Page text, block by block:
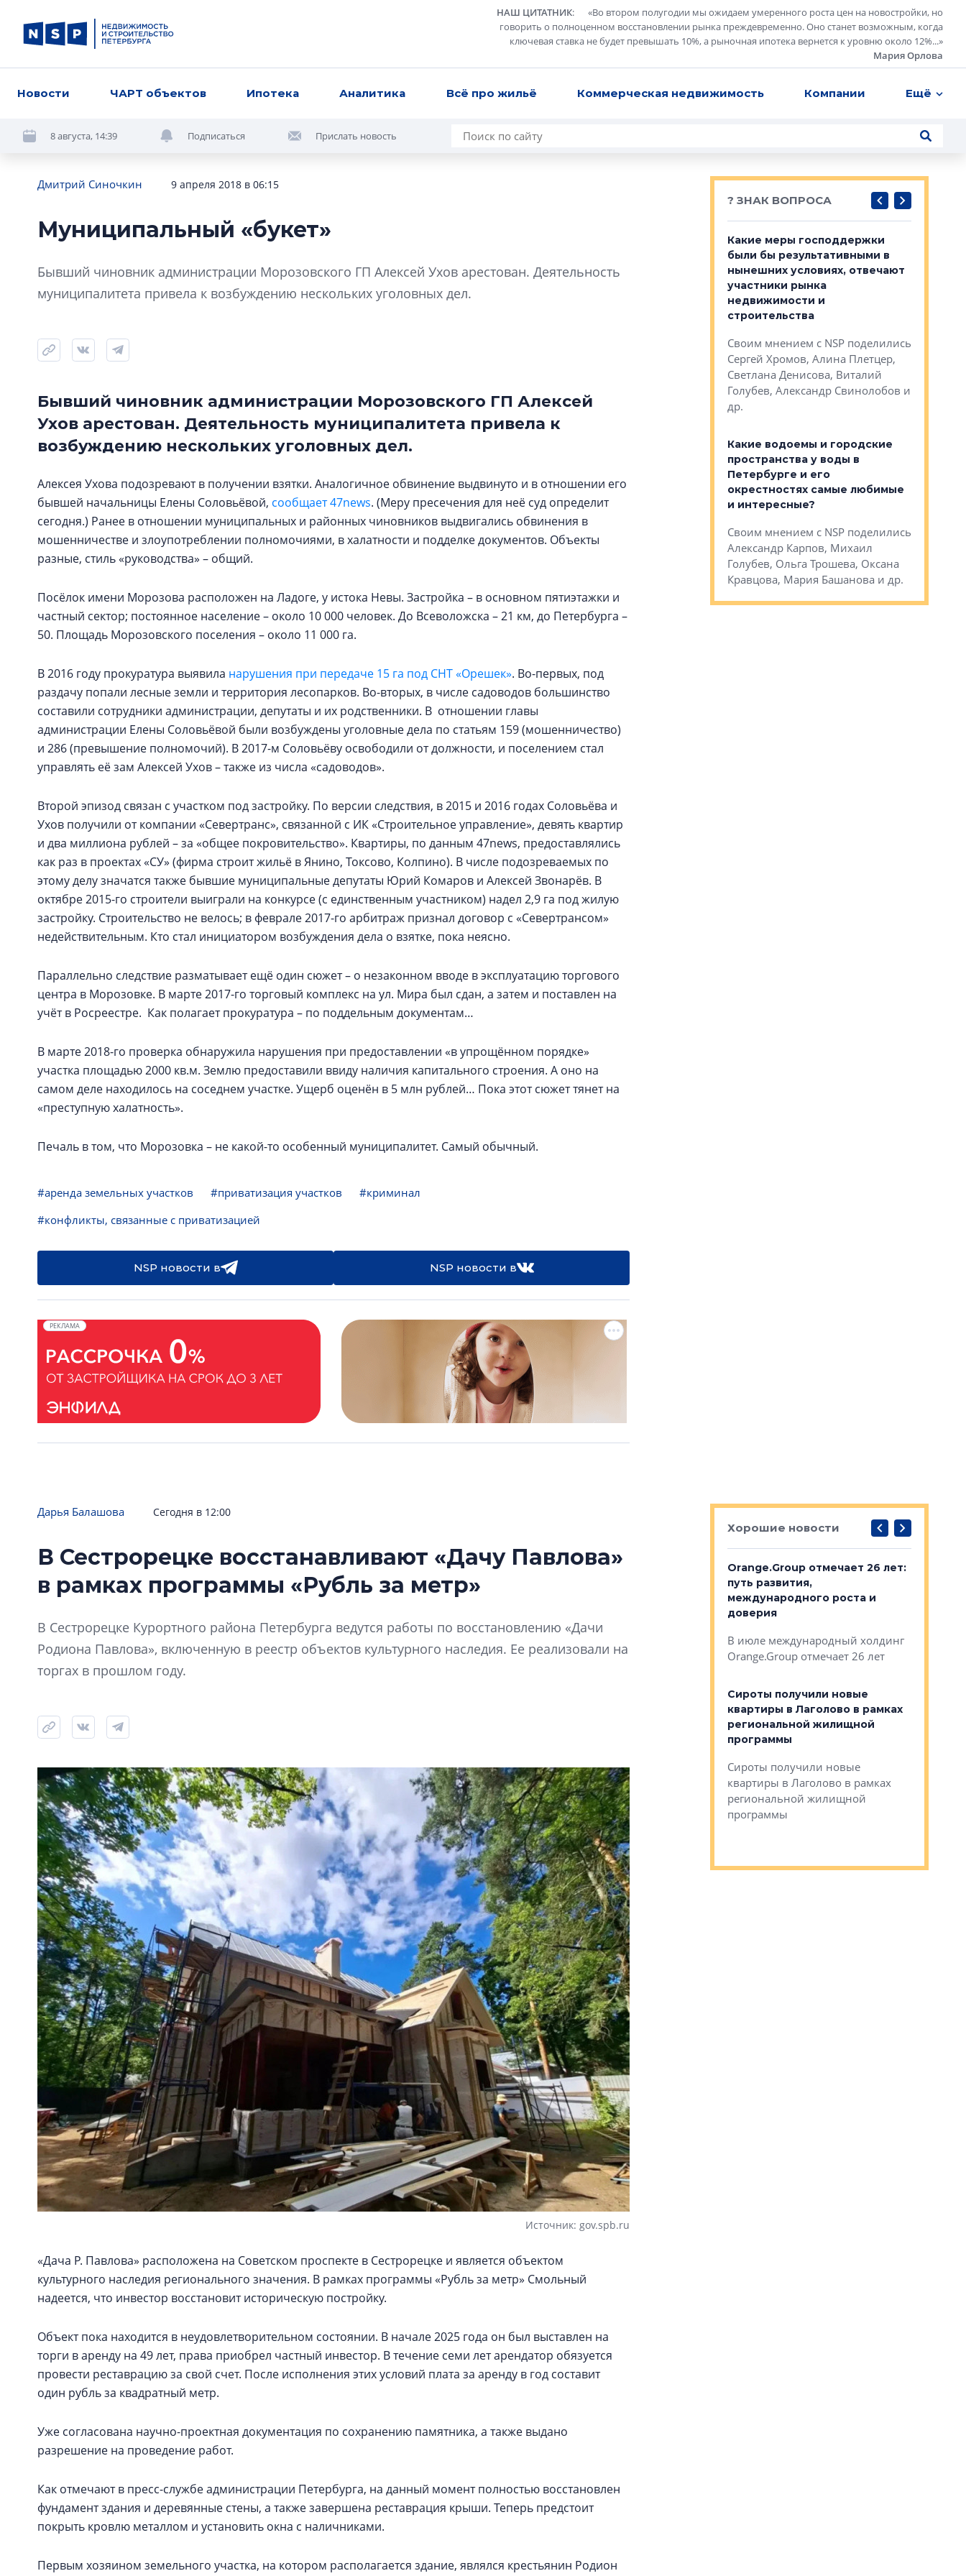
НАШ ЦИТАТНИК: «Во втором полугодии мы ожидаем умеренного роста цен на новостройки, но
говорить о полноценном восстановлении рынка преждевременно. Оно станет возможным, когда
ключевая ставка не будет превышать 10%, а рыночная ипотека вернется к уровню около 12%...»
Мария Орлова
Новости ЧАРТ объектов Ипотека Аналитика Всё про жильё Коммерческая недвижимость Компании Ещё
8 августа, 14:39 Подписаться Прислать новость
Дмитрий Синочкин 9 апреля 2018 в 06:15
Муниципальный «букет»
Бывший чиновник администрации Морозовского ГП Алексей Ухов арестован. Деятельность
муниципалитета привела к возбуждению нескольких уголовных дел.
Бывший чиновник администрации Морозовского ГП Алексей
Ухов арестован. Деятельность муниципалитета привела к
возбуждению нескольких уголовных дел.
Алексея Ухова подозревают в получении взятки. Аналогичное обвинение выдвинуто и в отношении его
бывшей начальницы Елены Соловьёвой, сообщает 47news. (Меру пресечения для неё суд определит
сегодня.) Ранее в отношении муниципальных и районных чиновников выдвигались обвинения в
мошенничестве и злоупотреблении полномочиями, в халатности и подделке документов. Объекты
разные, стиль «руководства» – общий.
Посёлок имени Морозова расположен на Ладоге, у истока Невы. Застройка – в основном пятиэтажки и
частный сектор; постоянное население – около 10 000 человек. До Всеволожска – 21 км, до Петербурга –
50. Площадь Морозовского поселения – около 11 000 га.
В 2016 году прокуратура выявила нарушения при передаче 15 га под СНТ «Орешек». Во-первых, под
раздачу попали лесные земли и территория лесопарков. Во-вторых, в числе садоводов большинство
составили сотрудники администрации, депутаты и их родственники. В отношении главы
администрации Елены Соловьёвой были возбуждены уголовные дела по статьям 159 (мошенничество)
и 286 (превышение полномочий). В 2017-м Соловьёву освободили от должности, и поселением стал
управлять её зам Алексей Ухов – также из числа «садоводов».
Второй эпизод связан с участком под застройку. По версии следствия, в 2015 и 2016 годах Соловьёва и
Ухов получили от компании «Севертранс», связанной с ИК «Строительное управление», девять квартир
и два миллиона рублей – за «общее покровительство». Квартиры, по данным 47news, предоставлялись
как раз в проектах «СУ» (фирма строит жильё в Янино, Токсово, Колпино). В числе подозреваемых по
этому делу значатся также бывшие муниципальные депутаты Юрий Комаров и Алексей Звонарёв. В
октябре 2015-го строители выиграли на конкурсе (с единственным участником) надел 2,9 га под жилую
застройку. Строительство не велось; в феврале 2017-го арбитраж признал договор с «Севертрансом»
недействительным. Кто стал инициатором возбуждения дела о взятке, пока неясно.
Параллельно следствие разматывает ещё один сюжет – о незаконном вводе в эксплуатацию торгового
центра в Морозовке. В марте 2017-го торговый комплекс на ул. Мира был сдан, а затем и поставлен на
учёт в Росреестре. Как полагает прокуратура – по поддельным документам…
В марте 2018-го проверка обнаружила нарушения при предоставлении «в упрощённом порядке»
участка площадью 2000 кв.м. Землю предоставили ввиду наличия капитального строения. А оно на
самом деле находилось на соседнем участке. Ущерб оценён в 5 млн рублей… Пока этот сюжет тянет на
«преступную халатность».
Печаль в том, что Морозовка – не какой-то особенный муниципалитет. Самый обычный.
#аренда земельных участков #приватизация участков
#криминал
#конфликты, связанные с приватизацией
NSP новости в NSP новости в
РЕКЛАМА
? ЗНАК ВОПРОСА
рынка?
Константин Сторожев и другие
Какие наиболее востребованы
Своим мнением с NSP поделились
Валентина Калинина, Анжелика
Альшаева, Александр
Какие меры господдержки
были бы результативными в
нынешних условиях, отвечают
участники рынка
недвижимости и
строительства
Своим мнением с NSP поделились
Сергей Хромов, Алина Плетцер,
Светлана Денисова, Виталий
Голубев, Александр Свинолобов и
др.
Какие водоемы и городские
пространства у воды в
Петербурге и его
окрестностях самые любимые
и интересные?
Своим мнением с NSP поделились
Александр Карпов, Михаил
Голубев, Ольга Трошева, Оксана
Кравцова, Мария Башанова и др.
Дарья Балашова Сегодня в 12:00
В Сестрорецке восстанавливают «Дачу Павлова»
в рамках программы «Рубль за метр»
В Сестрорецке Курортного района Петербурга ведутся работы по восстановлению «Дачи
Родиона Павлова», включенную в реестр объектов культурного наследия. Ее реализовали на
торгах в прошлом году.
Источник: gov.spb.ru
«Дача Р. Павлова» расположена на Советском проспекте в Сестрорецке и является объектом
культурного наследия регионального значения. В рамках программы «Рубль за метр» Смольный
надеется, что инвестор восстановит историческую постройку.
Объект пока находится в неудовлетворительном состоянии. В начале 2025 года он был выставлен на
торги в аренду на 49 лет, права приобрел частный инвестор. В течение семи лет арендатор обязуется
провести реставрацию за свой счет. После исполнения этих условий плата за аренду в год составит
один рубль за квадратный метр.
Уже согласована научно-проектная документация по сохранению памятника, а также выдано
разрешение на проведение работ.
Как отмечают в пресс-службе администрации Петербурга, на данный момент полностью восстановлен
фундамент здания и деревянные стены, а также завершена реставрация крыши. Теперь предстоит
покрыть кровлю металлом и установить окна с наличниками.
Первым хозяином земельного участка, на котором располагается здание, являлся крестьянин Родион
Хорошие новости
В Санкт-Петербурге выбрали
девятый сезон творческого
строить и жить помогает»
В Красногвардейском районе
Петербурга появился еще один
центр совмещенного образования
Orange.Group отмечает 26 лет:
путь развития,
международного роста и
доверия
В июле международный холдинг
Orange.Group отмечает 26 лет
Сироты получили новые
квартиры в Лаголово в рамках
региональной жилищной
программы
Сироты получили новые
квартиры в Лаголово в рамках
региональной жилищной
программы